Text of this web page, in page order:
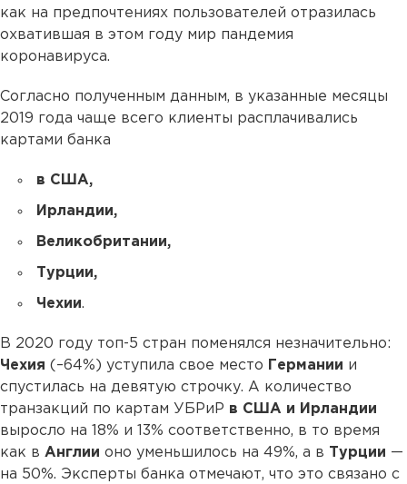
как на предпочтениях пользователей отразилась
охватившая в этом году мир пандемия
коронавируса.
Согласно полученным данным, в указанные месяцы
2019 года чаще всего клиенты расплачивались
картами банка
в США,
Ирландии,
Великобритании,
Турции,
Чехии.
В 2020 году топ-5 стран поменялся незначительно:
Чехия (–64%) уступила свое место Германии и
спустилась на девятую строчку. А количество
транзакций по картам УБРиР в США и Ирландии
выросло на 18% и 13% соответственно, в то время
как в Англии оно уменьшилось на 49%, а в Турции —
на 50%. Эксперты банка отмечают, что это связано с